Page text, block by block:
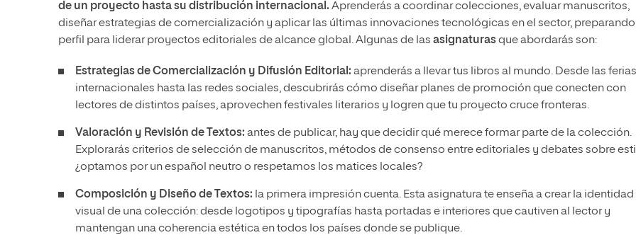
de un proyecto hasta su distribución internacional. Aprenderás a coordinar colecciones, evaluar manuscritos,
diseñar estrategias de comercialización y aplicar las últimas innovaciones tecnológicas en el sector,
perfil para liderar proyectos editoriales de alcance global. Algunas de las asignaturasque abordarás son:
Estrategias de Comercialización y Difusión Editorial: aprenderás a llevar tus libros al mundo. Desde las ferias
internacionales hasta las redes sociales, descubrirás cómo diseñar planes de promoción que conecten con
lectores de distintos países, aprovechen festivales literarios y logren que tu proyecto cruce fronteras.
Valoración y Revisión de Textos: antes de publicar, hay que decidir qué merece formar parte de la colección.
Explorarás criterios de selección de manuscritos, métodos de consenso entre editoriales y debates sobre
¿optamos por un español neutro o respetamos los matices locales?
Composición y Diseño de Textos: la primera impresión cuenta. Esta asignatura te enseña a crear la identidad
visual de una colección: desde logotipos y tipografías hasta portadas e interiores que cautiven al lector y
mantengan una coherencia estética en todos los países donde se publique.